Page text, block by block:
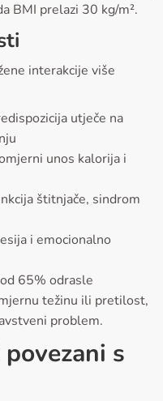
BMI prelazi 30 kg/m².
interakcije više
utječe na
unos kalorija i
štitnjače, sindrom
i emocionalno
65% odrasle
težinu ili pretilost,
problem.
s